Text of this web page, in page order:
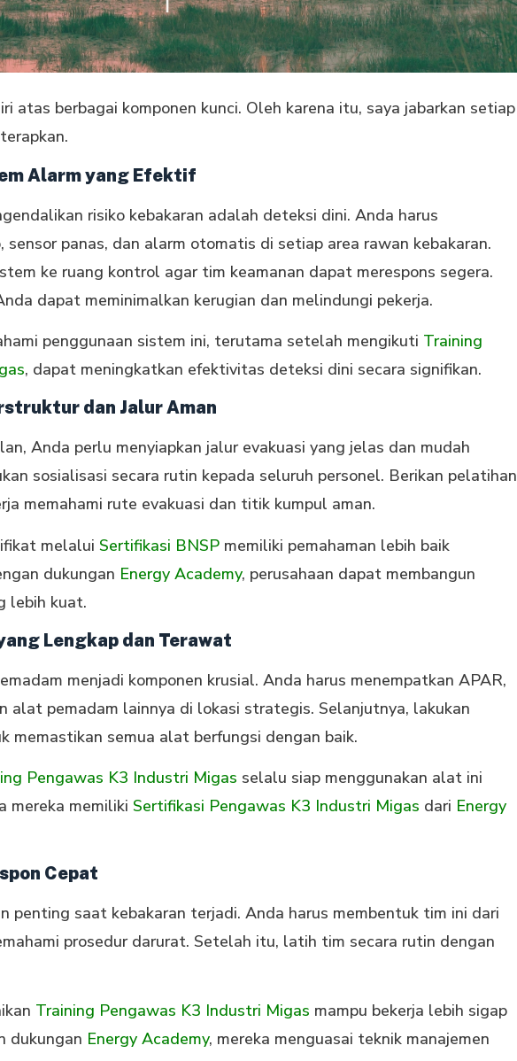
atas berbagai komponen kunci. Oleh karena itu, saya jabarkan setiap
Alarm yang Efektif
risiko kebakaran adalah deteksi dini. Anda harus
panas, dan alarm otomatis di setiap area rawan kebakaran.
ke ruang kontrol agar tim keamanan dapat merespons segera.
dapat meminimalkan kerugian dan melindungi pekerja.
penggunaan sistem ini, terutama setelah mengikuti Training
, dapat meningkatkan efektivitas deteksi dini secara signifikan.
dan Jalur Aman
Anda perlu menyiapkan jalur evakuasi yang jelas dan mudah
sosialisasi secara rutin kepada seluruh personel. Berikan pelatihan
memahami rute evakuasi dan titik kumpul aman.
melalui Sertifikasi BNSP memiliki pemahaman lebih baik
dukungan Energy Academy, perusahaan dapat membangun
lebih kuat.
Lengkap dan Terawat
menjadi komponen krusial. Anda harus menempatkan APAR,
alat pemadam lainnya di lokasi strategis. Selanjutnya, lakukan
memastikan semua alat berfungsi dengan baik.
Pengawas K3 Industri Migas selalu siap menggunakan alat ini
mereka memiliki Sertifikasi Pengawas K3 Industri Migas dari Energy
Cepat
penting saat kebakaran terjadi. Anda harus membentuk tim ini dari
prosedur darurat. Setelah itu, latih tim secara rutin dengan
Training Pengawas K3 Industri Migas mampu bekerja lebih sigap
dukungan Energy Academy, mereka menguasai teknik manajemen